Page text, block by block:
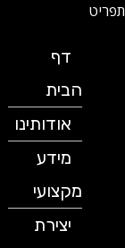
הבית
אודותינו
מידע
מקצועי
יצירת